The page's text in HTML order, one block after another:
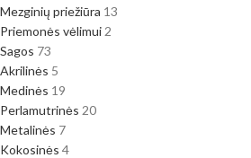
Mezginių priežiūra 13
Priemonės vėlimui 2
Sagos 73
Akrilinės 5
Medinės 19
Perlamutrinės 20
Metalinės 7
Kokosinės 4